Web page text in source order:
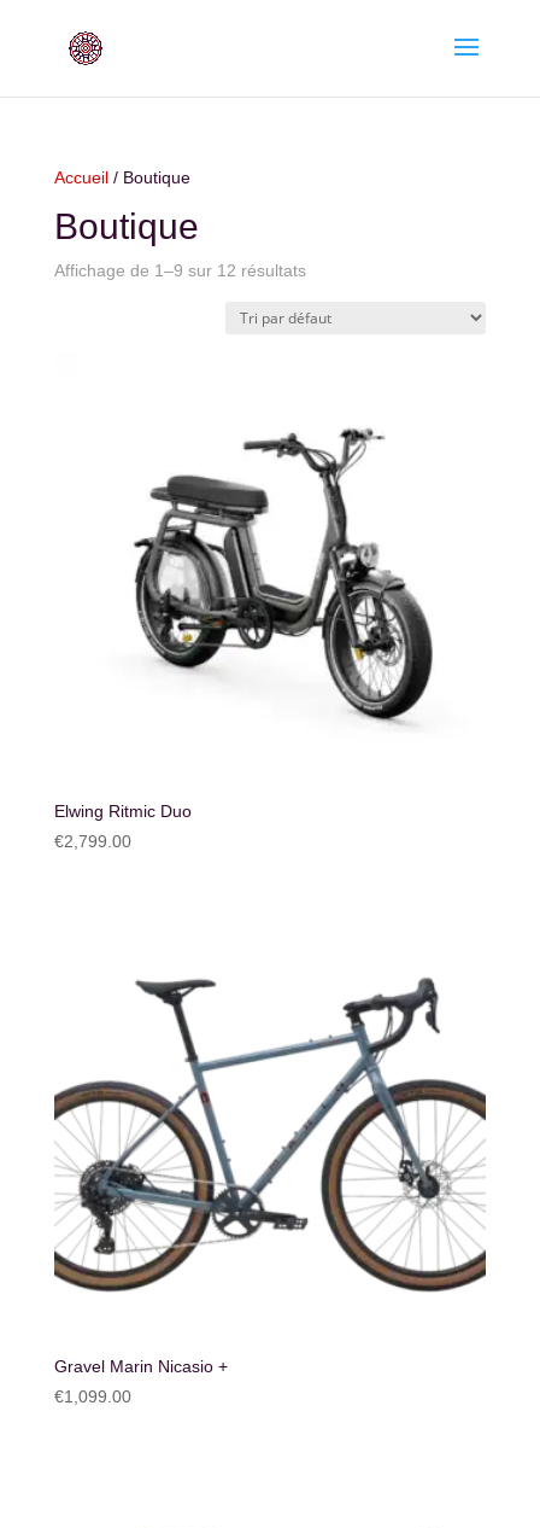
Accueil/ Boutique
Boutique
Affichage de 1–9 sur 12 résultats
Elwing Ritmic Duo
€2,799.00
Gravel Marin Nicasio +
€1,099.00